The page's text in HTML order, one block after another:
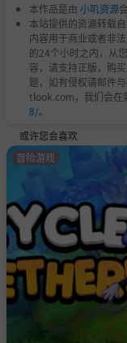
本作品是由 小叽资源
本站提供的资源转载
内容用于商业或者非
的24个小时之内，从
容，请支持正版，购
题，如有侵权请邮件
tlook.com，我们会在
8/。
或许您会喜欢
冒险游戏